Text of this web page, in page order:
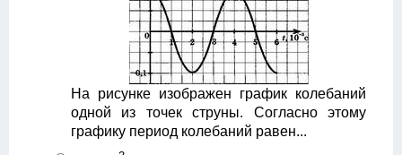
На рисунке изображен график колебаний
одной из точек струны. Согласно этому
графику период колебаний равен...